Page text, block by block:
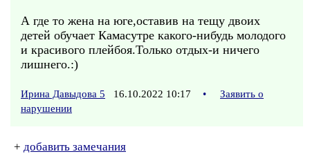
А где то жена на юге,оставив на тещу двоих
детей обучает Камасутре какого-нибудь молодого
и красивого плейбоя.Только отдых-и ничего
лишнего.:)
Ирина Давыдова 5 16.10.2022 10:17 •
Заявить о
нарушении
+ добавить замечания